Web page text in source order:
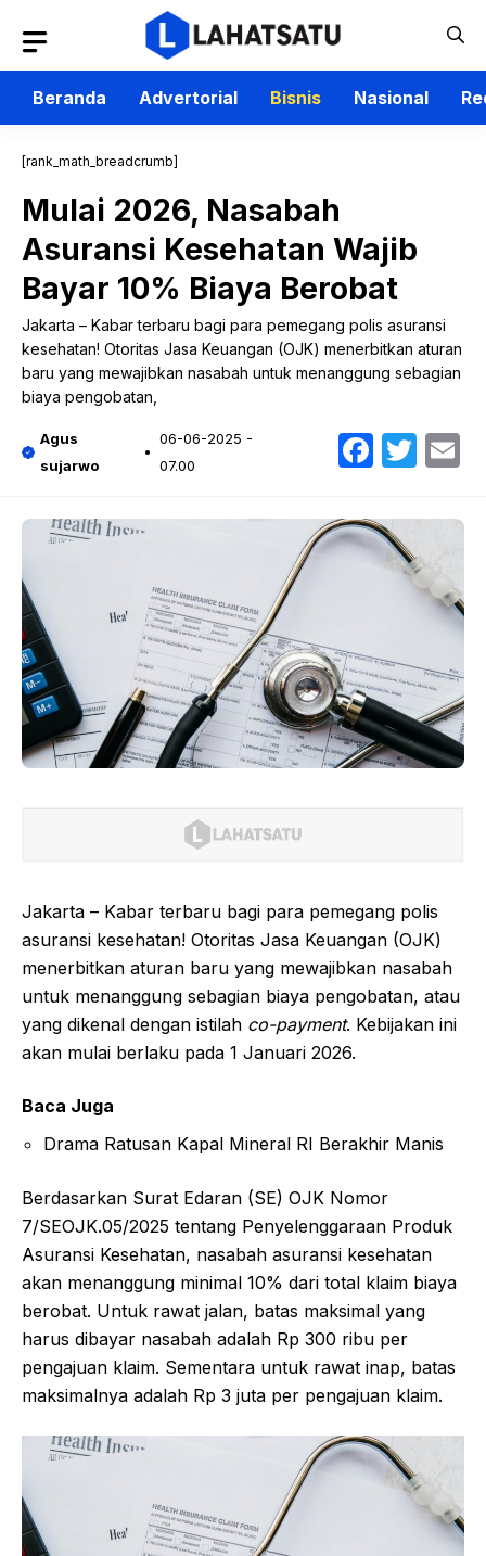
isi
Beranda
Advertorial Bisnis Nasional
[rank_math_breadcrumb]
Mulai 2026, Nasabah
Asuransi Kesehatan Wajib
Bayar 10% Biaya Berobat
Jakarta – Kabar terbaru bagi para pemegang polis asuransi
kesehatan! Otoritas Jasa Keuangan (OJK) menerbitkan aturan
baru yang mewajibkan nasabah untuk menanggung sebagian
biaya pengobatan,
Agus
sujarwo
06-06-2025 -
07.00
Jakarta – Kabar terbaru bagi para pemegang polis
asuransi kesehatan! Otoritas Jasa Keuangan (OJK)
menerbitkan aturan baru yang mewajibkan nasabah
untuk menanggung sebagian biaya pengobatan, atau
yang dikenal dengan istilah co-payment. Kebijakan ini
akan mulai berlaku pada 1 Januari 2026.
Baca Juga
Drama Ratusan Kapal Mineral RI Berakhir Manis
Berdasarkan Surat Edaran (SE) OJK Nomor
7/SEOJK.05/2025 tentang Penyelenggaraan Produk
Asuransi Kesehatan, nasabah asuransi kesehatan
akan menanggung minimal 10% dari total klaim biaya
berobat. Untuk rawat jalan, batas maksimal yang
harus dibayar nasabah adalah Rp 300 ribu per
pengajuan klaim. Sementara untuk rawat inap, batas
maksimalnya adalah Rp 3 juta per pengajuan klaim.